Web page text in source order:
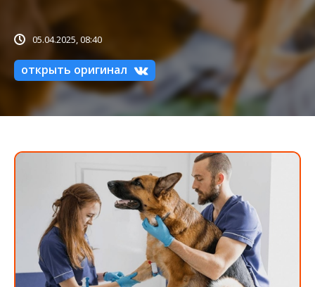
05.04.2025, 08:40
открыть оригинал